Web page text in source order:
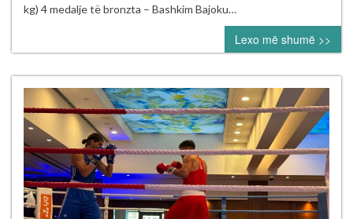
“Mustafa
Hajrulahović
–
Talijan”
me
gjashtë
medalje
kg) 4 medalje të bronzta – Bashkim Bajoku…
Lexo më shumë >>